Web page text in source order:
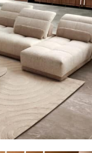
avance/recule,